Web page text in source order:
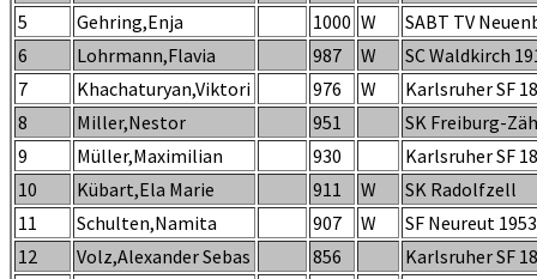
5
Gehring,Enja 1000 W
SABT TV
6
Lohrmann,Flavia 987 W
SC Waldkirch
7
Khachaturyan,Viktori 976 W
Karlsruher SF
8
Miller,Nestor 951
SK Freiburg-
9
Müller,Maximilian 930
Karlsruher SF
10
Kübart,Ela Marie 911 W
SK Radolfzell
11
Schulten,Namita 907 W
SF Neureut 1953
12
Volz,Alexander Sebas 856
Karlsruher SF